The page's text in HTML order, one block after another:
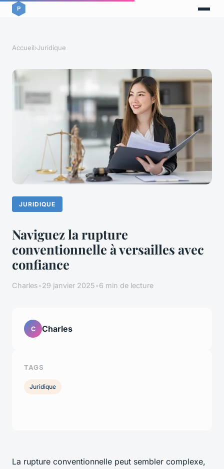
Accueil›Juridique
JURIDIQUE
Naviguez la rupture
conventionnelle à versailles avec
confiance
Charles•29 janvier 2025•6 min de lecture
La rupture conventionnelle peut sembler complexe,
C Charles
TAGS
Juridique